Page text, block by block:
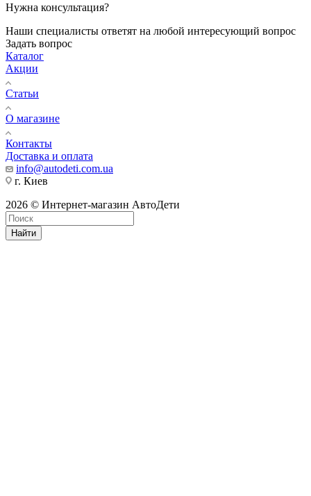
Нужна консультация?
Наши специалисты ответят на любой интересующий вопрос
Задать вопрос
Каталог
Акции
Статьи
О магазине
Контакты
Доставка и оплата
info@autodeti.com.ua
г. Киев
2026 © Интернет-магазин АвтоДети
Найти